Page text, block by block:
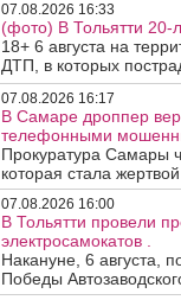
07.08.2026 16:33
(фото) В Тольятти 20-
18+ 6 августа на
ДТП, в которых
07.08.2026 16:17
В Самаре дроппер
телефонными
Прокуратура Самары
которая стала
07.08.2026 16:00
В Тольятти провели
электросамокатов .
Накануне, 6 августа,
Победы